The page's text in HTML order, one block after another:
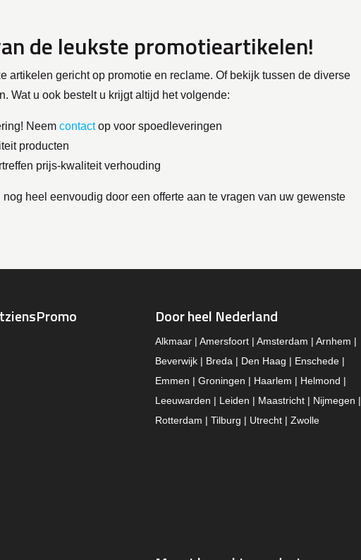
de leukste promotieartikelen!
artikelen gericht op promotie en reclame. Of bekijk tussen de diverse
Wat u ook bestelt u krijgt altijd het volgende:
Neem contactop voor spoedleveringen
producten
prijs-kwaliteit verhouding
nog heel eenvoudig door een offerte aan te vragen van uw gewenste
Door heel Nederland
Alkmaar | Amersfoort | Amsterdam | Arnhem |
Beverwijk | Breda | Den Haag | Enschede |
Emmen | Groningen | Haarlem | Helmond |
Leeuwarden | Leiden | Maastricht | Nijmegen |
Rotterdam | Tilburg | Utrecht | Zwolle